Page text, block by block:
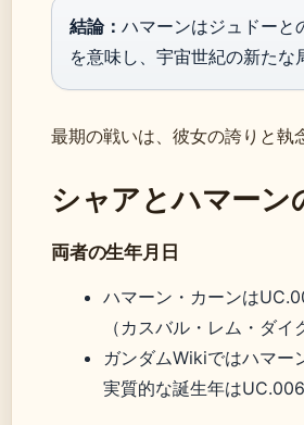
結論： ハマーンはジュドーと
を意味し、宇宙世紀の新た
最期の戦いは、彼女の誇りと執
シャアとハマーン
両者の生年月日
ハマーン・カーンは
（カスバル・レム・ダ
ガンダムWikiではハマ
実質的な誕生年は